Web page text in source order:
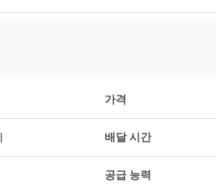
가격
배달 시간
공급 능력